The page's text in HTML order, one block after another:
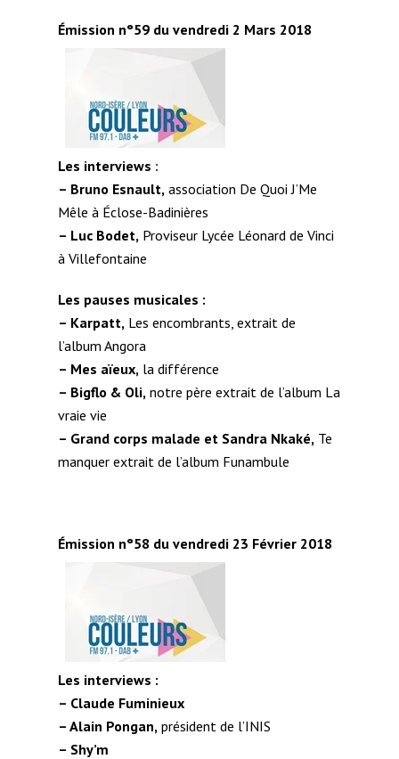
Émission n°59 du vendredi 2 Mars 2018
Les interviews :
– Bruno Esnault, association De Quoi J’Me
Mêle à Éclose-Badinières
– Luc Bodet, Proviseur Lycée Léonard de Vinci
à Villefontaine
Les pauses musicales :
– Karpatt, Les encombrants, extrait de
l’album Angora
– Mes aïeux, la différence
– Bigflo & Oli, notre père extrait de l’album La
vraie vie
– Grand corps malade et Sandra Nkaké, Te
manquer extrait de l’album Funambule
Émission n°58 du vendredi 23 Février 2018
Les interviews :
– Claude Fuminieux
– Alain Pongan, président de l’INIS
– Shy’m